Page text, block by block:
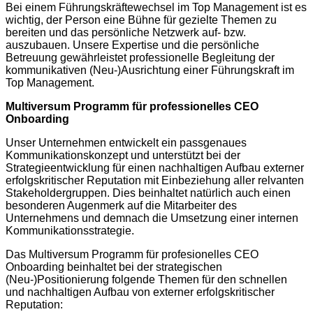
Bei einem Führungskräftewechsel im Top Management ist es
wichtig, der Person eine Bühne für gezielte Themen zu
bereiten und das persönliche Netzwerk auf- bzw.
auszubauen. Unsere Expertise und die persönliche
Betreuung gewährleistet professionelle Begleitung der
kommunikativen (Neu-)Ausrichtung einer Führungskraft im
Top Management.
Multiversum Programm für professionelles CEO
Onboarding
Unser Unternehmen entwickelt ein passgenaues
Kommunikationskonzept und unterstützt bei der
Strategieentwicklung für einen nachhaltigen Aufbau externer
erfolgskritischer Reputation mit Einbeziehung aller relvanten
Stakeholdergruppen. Dies beinhaltet natürlich auch einen
besonderen Augenmerk auf die Mitarbeiter des
Unternehmens und demnach die Umsetzung einer internen
Kommunikationsstrategie.
Das Multiversum Programm für profesionelles CEO
Onboarding beinhaltet bei der strategischen
(Neu-)Positionierung folgende Themen für den schnellen
und nachhaltigen Aufbau von externer erfolgskritischer
Reputation: